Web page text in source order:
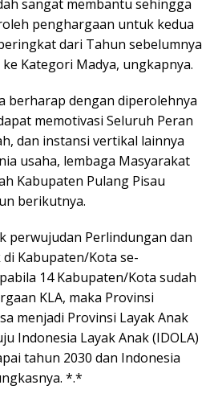
sangat membantu sehingga
penghargaan untuk kedua
dari Tahun sebelumnya
Kategori Madya, ungkapnya.
berharap dengan diperolehnya
memotivasi Seluruh Peran
dan instansi vertikal lainnya
usaha, lembaga Masyarakat
Kabupaten Pulang Pisau
berikutnya.
perwujudan Perlindungan dan
Kabupaten/Kota se-
14 Kabupaten/Kota sudah
KLA, maka Provinsi
menjadi Provinsi Layak Anak
Indonesia Layak Anak (IDOLA)
tahun 2030 dan Indonesia
*.*